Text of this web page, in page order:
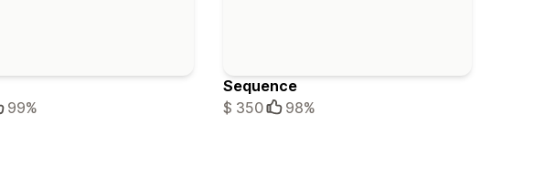
99%
Sequence
$ 350
98%